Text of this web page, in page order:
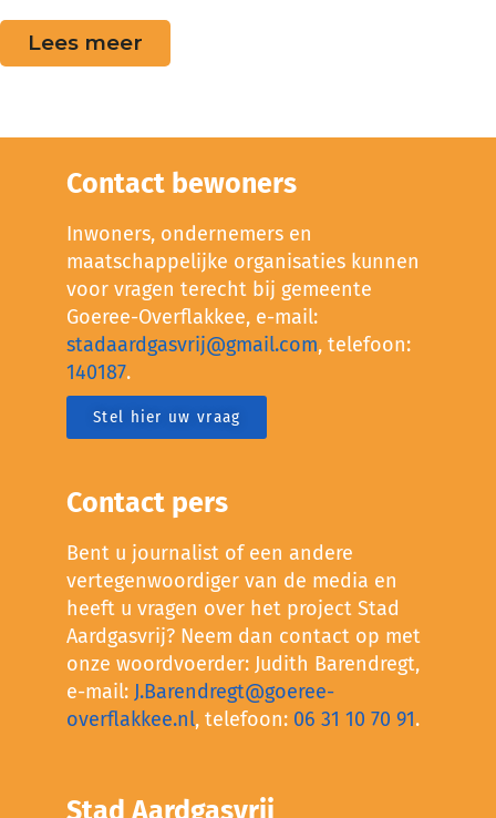
Lees meer
Contact bewoners
Inwoners, ondernemers en
maatschappelijke organisaties kunnen
voor vragen terecht bij gemeente
Goeree-Overflakkee, e-mail:
stadaardgasvrij@gmail.com, telefoon:
140187.
Stel hier uw vraag
Contact pers
Bent u journalist of een andere
vertegenwoordiger van de media en
heeft u vragen over het project Stad
Aardgasvrij? Neem dan contact op met
onze woordvoerder: Judith Barendregt,
e-mail: J.Barendregt@goeree-
overflakkee.nl, telefoon: 06 31 10 70 91.
Stad Aardgasvrij